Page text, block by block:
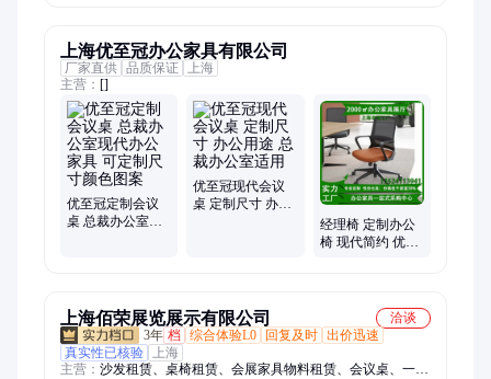
上海优至冠办公家具有限公司
厂家直供 品质保证
上海
主营： []
优至冠定制会议
桌 总裁办公室现
优至冠现代会议
桌 定制尺寸 办公
经理椅 定制办公
椅 现代简约 优质
上海佰荣展览展示有限公司
洽谈
3年 档 综合体验L0 回复及时 出价迅速
真实性已核验
上海
主营： 沙发租赁、桌椅租赁、会展家具物料租赁、会议桌、一米